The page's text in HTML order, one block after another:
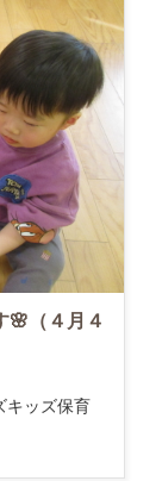
🌸（４月４
キッズ保育